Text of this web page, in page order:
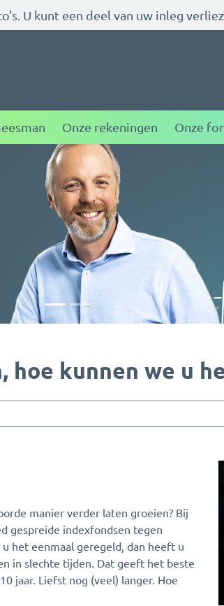
U kunt een deel van uw inleg
Onze rekeningen Onze
hoe kunnen we u
manier verder laten groeien? Bij
gespreide indexfondsen tegen
het eenmaal geregeld, dan heeft u
in slechte tijden. Dat geeft het beste
jaar. Liefst nog (veel) langer. Hoe